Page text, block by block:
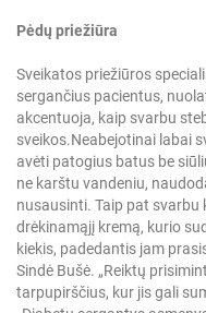
Pėdų priežiūra
Sveikatos priežiūros
sergančius pacientus,
akcentuoja, kaip svarbu
sveikos.Neabejotinai labai
avėti patogius batus be
ne karštu vandeniu,
nusausinti. Taip pat
drėkinamąjį kremą, kurio
kiekis, padedantis jam
Sindė Bušė. „Reiktų
tarpupirščius, kur jis gali